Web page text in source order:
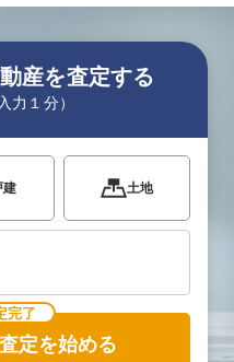
産を査定する
力１分）
建 土地
完了
定を始める